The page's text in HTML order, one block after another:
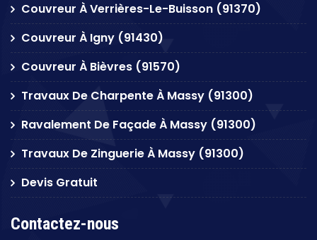
Couvreur À Verrières-Le-Buisson (91370)
Couvreur À Igny (91430)
Couvreur À Bièvres (91570)
Travaux De Charpente À Massy (91300)
Ravalement De Façade À Massy (91300)
Travaux De Zinguerie À Massy (91300)
Devis Gratuit
Contactez-nous